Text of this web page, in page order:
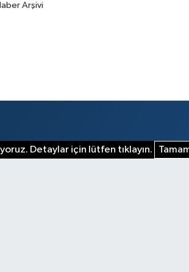
Arşivi
Detaylar için lütfen tıklayın.